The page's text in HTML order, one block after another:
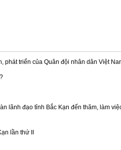
triển của Quân đội nhân dân Việt
lãnh đạo tỉnh Bắc Kạn đến thăm, làm
lần thứ II